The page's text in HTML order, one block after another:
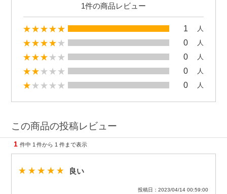
1件の商品レビュー
1 人
0 人
0 人
0 人
0 人
この商品の投稿レビュー
1 件中 1 件から 1 件まで表示
良い
投稿日：2023/04/14 00:59:00